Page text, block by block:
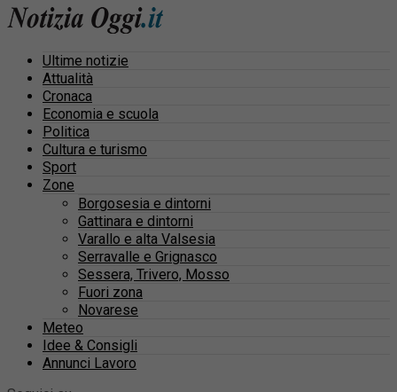
Ultime notizie
Attualità
Cronaca
Economia e scuola
Politica
Cultura e turismo
Sport
Zone
Borgosesia e dintorni
Gattinara e dintorni
Varallo e alta Valsesia
Serravalle e Grignasco
Sessera, Trivero, Mosso
Fuori zona
Novarese
Meteo
Idee & Consigli
Annunci Lavoro